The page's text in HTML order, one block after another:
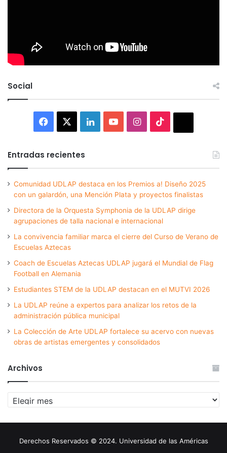
Social
Facebook LinkedInYouTubeInstagram
Entradas recientes
Comunidad UDLAP destaca en los Premios a! Diseño 2025
con un galardón, una Mención Plata y proyectos finalistas
Directora de la Orquesta Symphonia de la UDLAP dirige
agrupaciones de talla nacional e internacional
La convivencia familiar marca el cierre del Curso de Verano de
Escuelas Aztecas
Coach de Escuelas Aztecas UDLAP jugará el Mundial de Flag
Football en Alemania
Estudiantes STEM de la UDLAP destacan en el MUTVI 2026
La UDLAP reúne a expertos para analizar los retos de la
administración pública municipal
La Colección de Arte UDLAP fortalece su acervo con nuevas
obras de artistas emergentes y consolidados
Archivos
Archivos
Derechos Reservados © 2024. Universidad de las Américas